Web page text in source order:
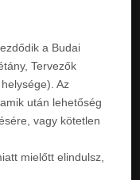
a Budai
Tervezők
Az
után lehetőség
vagy kötetlen
mielőtt elindulsz,